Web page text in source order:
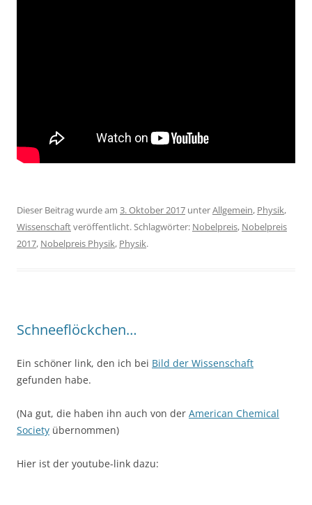
Dieser Beitrag wurde am 3. Oktober 2017 unterAllgemein, Physik,
Wissenschaftveröffentlicht. Schlagwörter: Nobelpreis, Nobelpreis
2017, Nobelpreis Physik, Physik.
Schneeflöckchen…
Ein schöner link, den ich bei Bild der Wissenschaft
gefunden habe.
(Na gut, die haben ihn auch von der American Chemical
Society übernommen)
Hier ist der youtube-link dazu: